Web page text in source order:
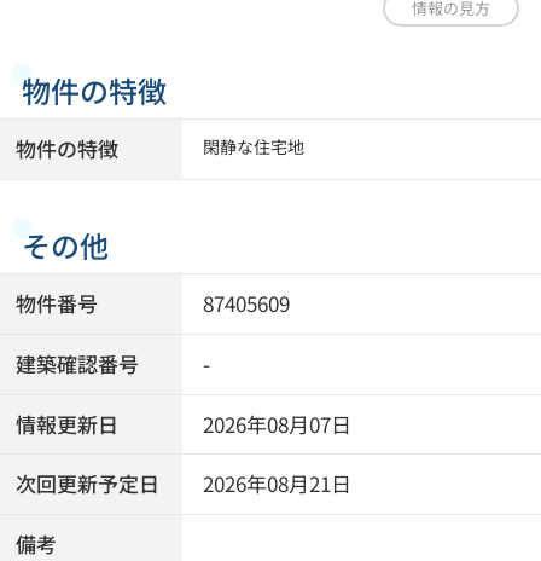
情報の見方
物件の特徴
物件の特徴 閑静な住宅地
その他
物件番号 87405609
建築確認番号 -
情報更新日 2026年08月07日
次回更新予定日 2026年08月21日
備考